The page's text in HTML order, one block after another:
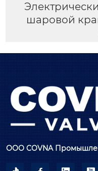
шаровой
ООО COVNA